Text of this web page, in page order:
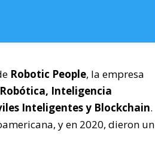
Robotic People, la empresa
Robótica, Inteligencia
Inteligentes y Blockchain.
y en 2020, dieron un